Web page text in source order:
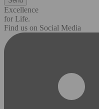
Excellence
for Life.
Find us on Social Media